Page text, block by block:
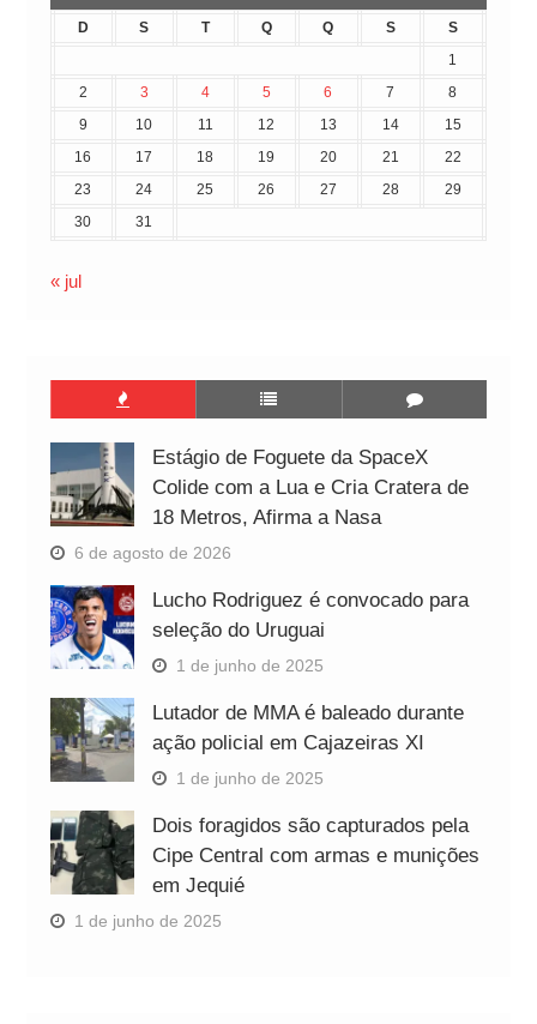
D S T Q Q S
S
1
2
3 4 5 6 7
8
9
10 11 12 13 14
15
16
17 18 19 20 21
22
23
24 25 26 27 28
29
30
31
« jul
Estágio de Foguete da SpaceX
Colide com a Lua e Cria Cratera de
18 Metros, Afirma a Nasa
6 de agosto de 2026
Lucho Rodriguez é convocado para
seleção do Uruguai
1 de junho de 2025
Lutador de MMA é baleado durante
ação policial em Cajazeiras XI
1 de junho de 2025
Dois foragidos são capturados pela
Cipe Central com armas e munições
em Jequié
1 de junho de 2025